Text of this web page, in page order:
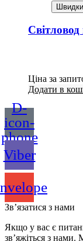
Ціна за
Додати в
D-
icon-
phone
Viber
Зв’язатися з нами
Якщо у вас є
зв’яжіться з